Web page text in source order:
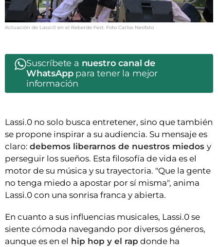
Actuación de Lassi.0 en el Reberde Fest. Foto Carlos Neofato
Suscríbete a nuestro canal de
WhatsApppara tener la mejor
información
Lassi.0 no solo busca entretener, sino que también
se propone inspirar a su audiencia. Su mensaje es
claro: debemos liberarnos de nuestros miedos y
perseguir los sueños. Esta filosofía de vida es el
motor de su música y su trayectoria. "Que la gente
no tenga miedo a apostar por sí misma", anima
Lassi.0 con una sonrisa franca y abierta.
En cuanto a sus influencias musicales, Lassi.0 se
siente cómoda navegando por diversos géneros,
aunque es en el hip hop y el rap donde ha